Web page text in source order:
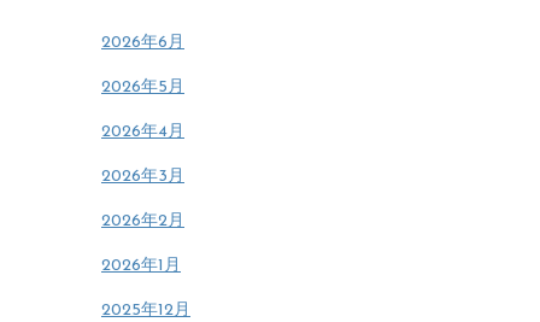
2026年6月
2026年5月
2026年4月
2026年3月
2026年2月
2026年1月
2025年12月